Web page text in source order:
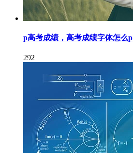
p高考成绩，高考成绩字体怎么p
292